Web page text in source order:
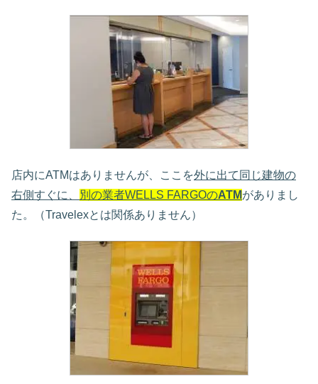
店内にATMはありませんが、ここを外に出て同じ建物の
右側すぐに、
別の業者WELLS FARGOのATMがありまし
た。（Travelexとは関係ありません）